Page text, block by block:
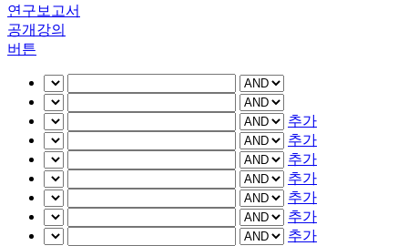
연구보고서
공개강의
버튼
추가
추가
추가
추가
추가
추가
추가